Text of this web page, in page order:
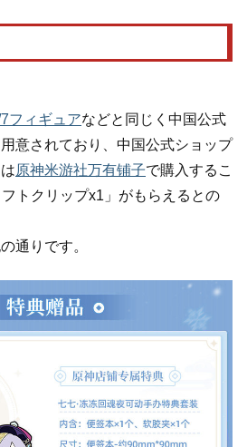
7フィギュアなどと同じく中国公式
意されており、中国公式ショップ
原神米游社万有铺子で購入するこ
トクリップx1」がもらえるとの
通りです。